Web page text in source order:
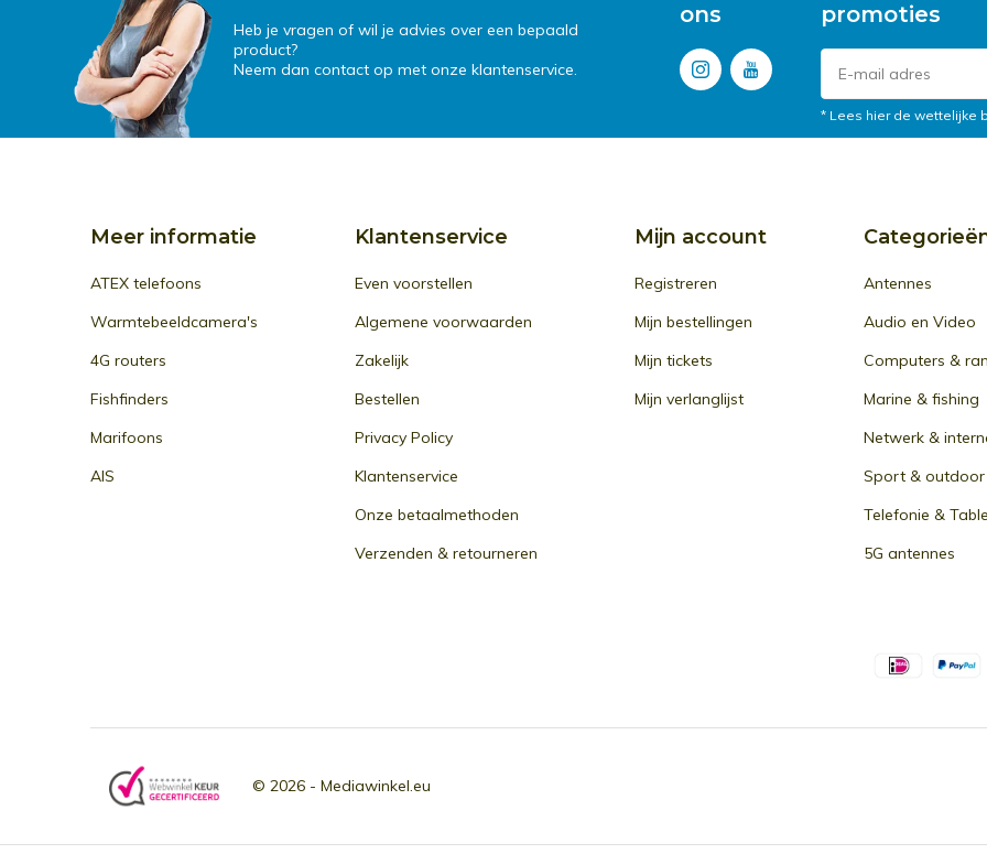
Heb je vragen of wil je advies over een bepaald
product?
Neem dan contact op met onze klantenservice.
ons
promoties
* Lees hier de wettelijke
Meer informatie
ATEX telefoons
Warmtebeeldcamera's
4G routers
Fishfinders
Marifoons
AIS
Klantenservice
Even voorstellen
Algemene voorwaarden
Zakelijk
Bestellen
Privacy Policy
Klantenservice
Onze betaalmethoden
Verzenden & retourneren
Mijn account
Registreren
Mijn bestellingen
Mijn tickets
Mijn verlanglijst
Antennes
Audio en Video
Computers &
Marine & fishing
Netwerk &
Sport & outdoor
Telefonie &
5G antennes
© 2026 - Mediawinkel.eu